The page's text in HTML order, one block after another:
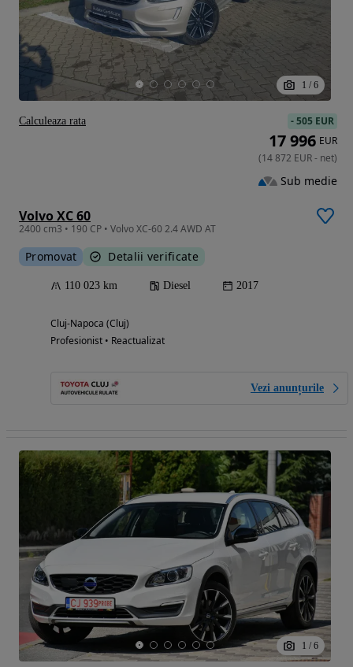
1 / 6
Volvo XC 60
2400 cm3 • 190 CP • Volvo XC-60 2.4 AWD AT
Promovat Detalii verificate
110 023 km Diesel 2017
Cluj-Napoca (Cluj)
Profesionist • Reactualizat
Vezi anunțurile
-505 EUR
17 996 EUR
(14 872 EUR- net)
Sub medie
Calculeaza rata
1 / 6